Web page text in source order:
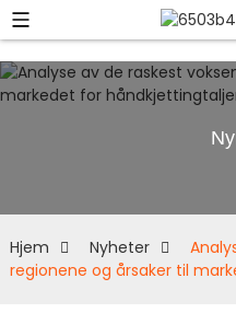
Hjem Nyheter
regionene og årsaker til